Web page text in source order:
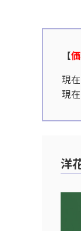
【
現
現
洋